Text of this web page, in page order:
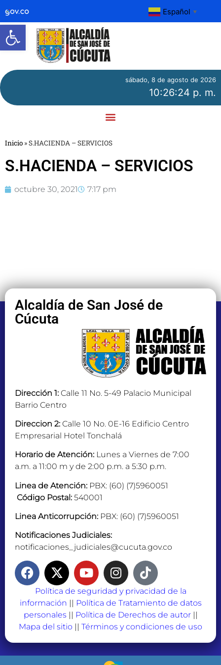
Abrir barra de herramientas
Español ▼
sábado, 8 de agosto de 2026
10:26:24 p. m.
Inicio »S.HACIENDA – SERVICIOS
S.HACIENDA – SERVICIOS
octubre 30, 2021 7:17 pm
Alcaldía de San José de
Cúcuta
Dirección 1: Calle 11 No. 5-49 Palacio Municipal
Barrio Centro
Direccion 2: Calle 10 No. 0E-16 Edificio Centro
Empresarial Hotel Tonchalá
Horario de Atención: Lunes a Viernes de 7:00
a.m. a 11:00 m y de 2:00 p.m. a 5:30 p.m.
Linea de Atención: PBX: (60) (7)5960051
Código Postal: 540001
Linea Anticorrupción: PBX: (60) (7)5960051
Notificaciones Judiciales:
notificaciones_judiciales@cucuta.gov.co
Política de seguridad y privacidad de la
información || Política de Tratamiento de datos
personales || Política de Derechos de autor||
Mapa del sitio || Términos y condiciones de uso